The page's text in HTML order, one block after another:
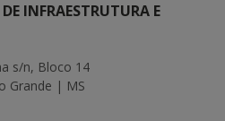
INFRAESTRUTURA E
s/n, Bloco 14
Grande | MS